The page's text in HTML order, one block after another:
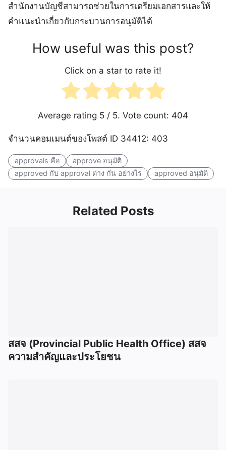
สำนักงานบัญชีสามารถช่วยในการเตรียมเอกสารและให้
คำแนะนำเกี่ยวกับกระบวนการอนุมัติได้
How useful was this post?
Click on a star to rate it!
Average rating 5 / 5. Vote count: 404
จำนวนคอมเมนต์ของโพสต์ ID 34412: 403
approvals คือ
approve อนุมัติ
approved กับ approval ต่าง กัน อย่างไร
approved อนุมัติ
Related Posts
สสจ (Provincial Public Health Office) สสจ
ความสำคัญและประโยชน